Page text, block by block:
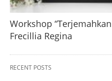
Workshop
Frecillia Regina
RECENT POSTS